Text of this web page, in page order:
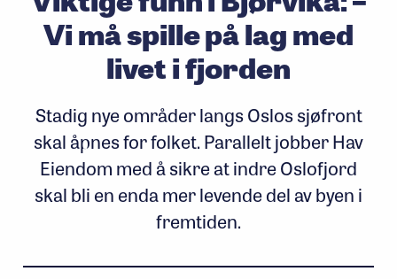
Vi må spille på lag med
livet i fjorden
Stadig nye områder langs Oslos sjøfront
skal åpnes for folket. Parallelt jobber Hav
Eiendom med å sikre at indre Oslofjord
skal bli en enda mer levende del av byen i
fremtiden.